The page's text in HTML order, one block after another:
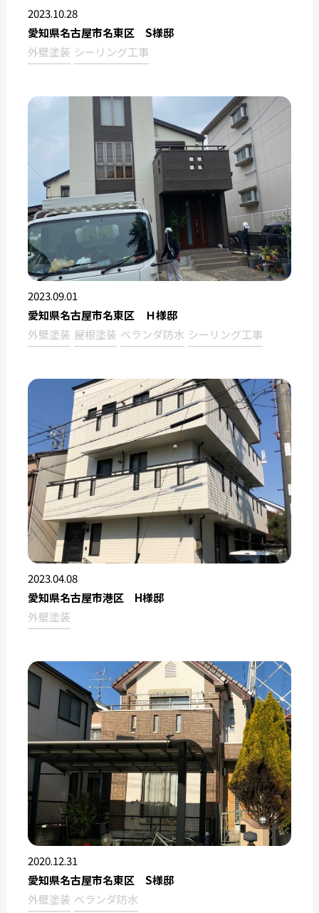
2023.10.28
愛知県名古屋市名東区 S様邸
外壁塗装 シーリング工事
2023.09.01
愛知県名古屋市名東区 Ｈ様邸
外壁塗装 屋根塗装 ベランダ防水 シーリング工事
2023.04.08
愛知県名古屋市港区 H様邸
外壁塗装
2020.12.31
愛知県名古屋市名東区 S様邸
外壁塗装 ベランダ防水